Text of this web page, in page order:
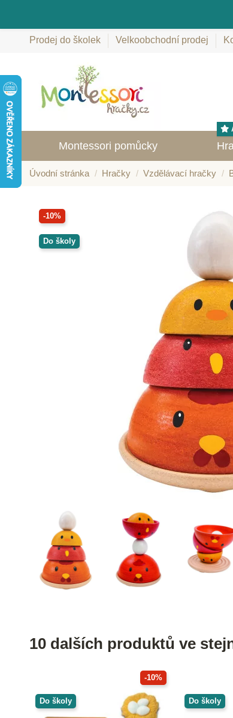
Prodej do školek Velkoobchodní prodej
Montessori pomůcky
Úvodní stránka Hračky Vzdělávací hračky
-10%
Do školy
10 dalších produktů ve
-10%
Do školy Do školy